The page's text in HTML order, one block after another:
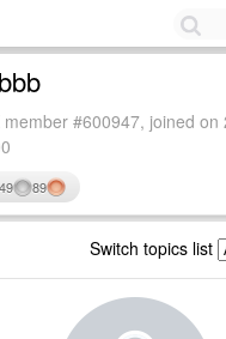
member #600947, joined
49 89
Switch topics list